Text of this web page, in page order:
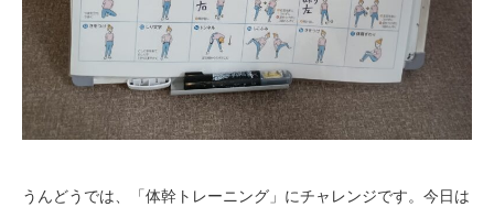
うんどうでは、「体幹トレーニング」にチャレンジです。今日は